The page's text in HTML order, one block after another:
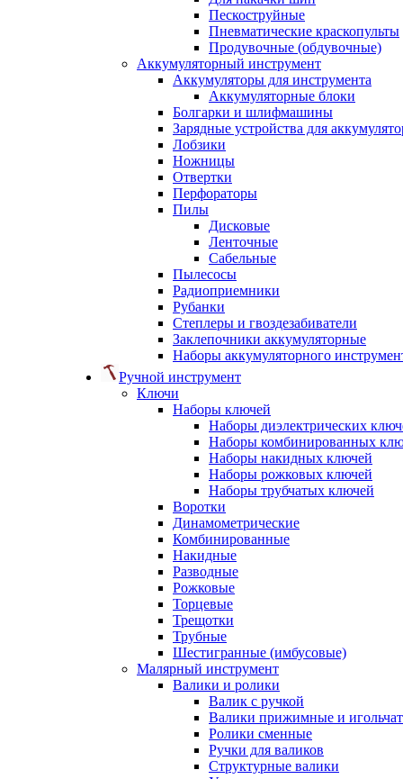
Пескоструйные
Пневматические краскопульты
Продувочные (обдувочные)
Аккумуляторный инструмент
Аккумуляторы для инструмента
Аккумуляторные блоки
Болгарки и шлифмашины
Зарядные устройства для
Лобзики
Ножницы
Отвертки
Перфораторы
Пилы
Дисковые
Ленточные
Сабельные
Пылесосы
Радиоприемники
Рубанки
Степлеры и гвоздезабиватели
Заклепочники аккумуляторные
Наборы аккумуляторного
Ручной инструмент
Ключи
Наборы ключей
Наборы диэлектрических
Наборы комбинированных
Наборы накидных ключей
Наборы рожковых ключей
Наборы трубчатых ключей
Воротки
Динамометрические
Комбинированные
Накидные
Разводные
Рожковые
Торцевые
Трещотки
Трубные
Шестигранные (имбусовые)
Малярный инструмент
Валики и ролики
Валик с ручкой
Валики прижимные и
Ролики сменные
Ручки для валиков
Структурные валики